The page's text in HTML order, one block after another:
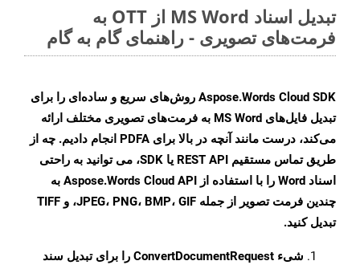
تبدیل اسناد MS Word از OTT به
فرمت‌های تصویری - راهنمای گام به گام
Aspose.Words Cloud SDK روش‌های سریع و ساده‌ای را برای
تبدیل فایل‌های MS Word به فرمت‌های تصویری مختلف ارائه
می‌کند، درست مانند آنچه در بالا برای PDFA انجام دادیم. چه از
طریق تماس مستقیم REST API یا SDK، می توانید به راحتی
اسناد Word را با استفاده از Aspose.Words Cloud API به
چندین فرمت تصویر از جمله JPEG، PNG، BMP، GIF، و TIFF
تبدیل کنید.
شیء ConvertDocumentRequest را برای تبدیل سند